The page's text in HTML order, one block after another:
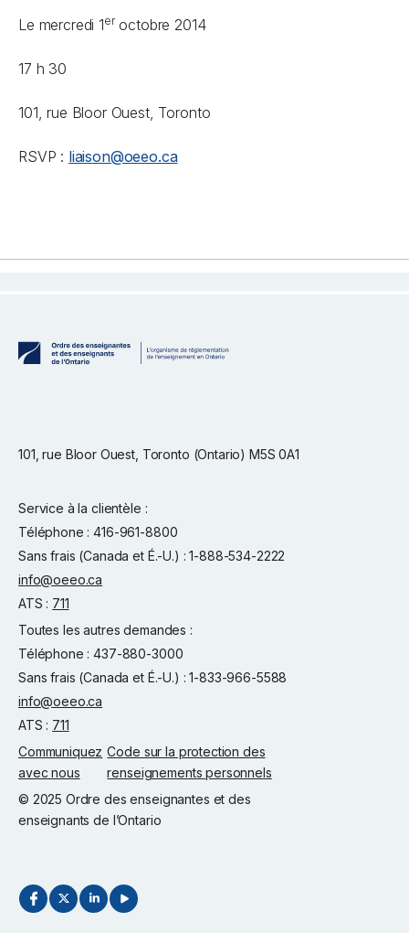
Le mercredi 1eroctobre 2014
17 h 30
101, rue Bloor Ouest, Toronto
RSVP : liaison@oeeo.ca
101, rue Bloor Ouest, Toronto (Ontario) M5S 0A1
Service à la clientèle :
Téléphone : 416-961-8800
Sans frais (Canada et É.-U.) : 1-888-534-2222
info@oeeo.ca
ATS : 711
Toutes les autres demandes :
Téléphone : 437-880-3000
Sans frais (Canada et É.-U.) : 1-833-966-5588
info@oeeo.ca
ATS : 711
Communiquez
avec nous
Code sur la protection des
renseignements personnels
© 2025 Ordre des enseignantes et des
enseignants de l’Ontario